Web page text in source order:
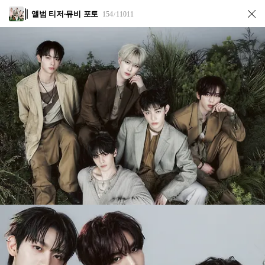
앨범 티저·뮤비 포토 154/11011